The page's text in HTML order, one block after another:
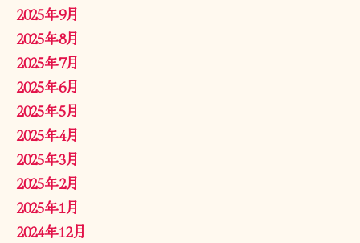
2025年9月
2025年8月
2025年7月
2025年6月
2025年5月
2025年4月
2025年3月
2025年2月
2025年1月
2024年12月